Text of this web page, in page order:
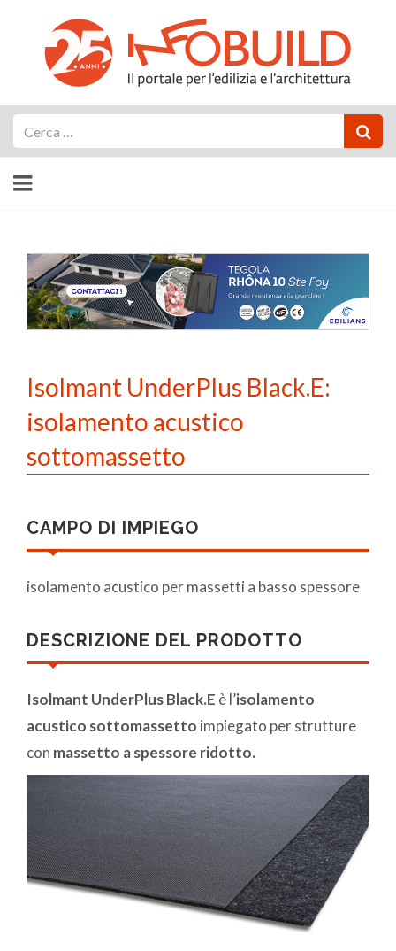
Isolmant UnderPlus Black.E:
isolamento acustico
sottomassetto
CAMPO DI IMPIEGO
isolamento acustico per massetti a basso spessore
DESCRIZIONE DEL PRODOTTO
Isolmant UnderPlus Black.E è l’isolamento
acustico sottomassetto impiegato per strutture
con massetto a spessore ridotto.